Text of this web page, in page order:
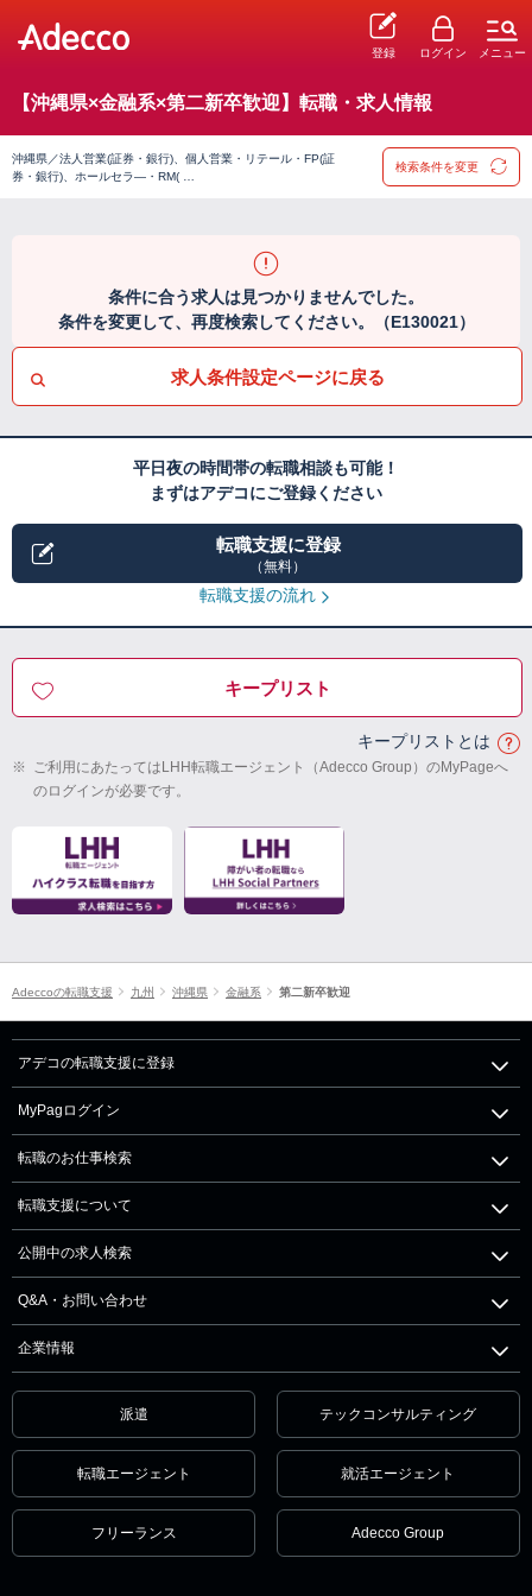
登録 ログイン メニュー
【沖縄県×金融系×第二新卒歓迎】転職・求人情報
沖縄県／法人営業(証券・銀行)、個人営業・リテール・FP(証
券・銀行)、ホールセラ―・RM( …
検索条件を変更
条件に合う求人は見つかりませんでした。
条件を変更して、再度検索してください。（E130021）
求人条件設定ページに戻る
平日夜の時間帯の転職相談も可能！
まずはアデコにご登録ください
転職支援に登録
（無料）
転職支援の流れ
キープリスト
キープリストとは
※ ご利用にあたってはLHH転職エージェント（Adecco Group）のMyPageへ
のログインが必要です。
Adeccoの転職支援 九州 沖縄県 金融系 第二新卒歓迎
アデコの転職支援に登録
MyPagログイン
転職のお仕事検索
転職支援について
公開中の求人検索
Q&A・お問い合わせ
企業情報
派遣 テックコンサルティング
転職エージェント 就活エージェント
フリーランス Adecco Group